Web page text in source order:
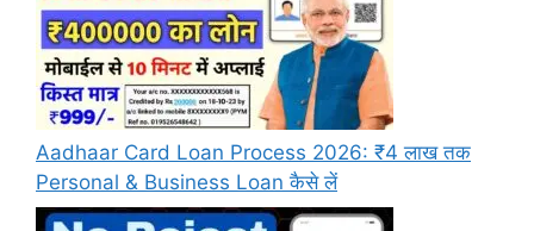
Aadhaar Card Loan Process 2026: ₹4 लाख तक
Personal & Business Loan कैसे लें